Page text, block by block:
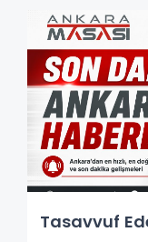
Tasavvuf